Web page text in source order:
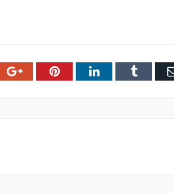
Google+PinterestLinkedInTumblr